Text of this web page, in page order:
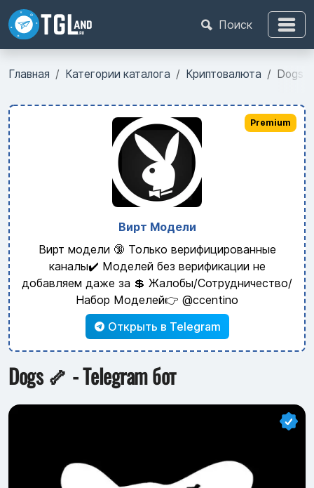
Поиск
Главная Категории каталога Криптовалюта Dogs
Вирт Модели
Вирт модели 🔞 Только верифицированные
каналы✔️ Моделей без верификации не
добавляем даже за 💲 Жалобы/Сотрудничество/
Набор Моделей👉 @ccentino
Открыть в Telegram
Premium
Dogs 🦴 - Telegram бот